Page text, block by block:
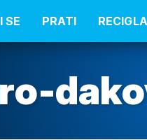
SE PRATI